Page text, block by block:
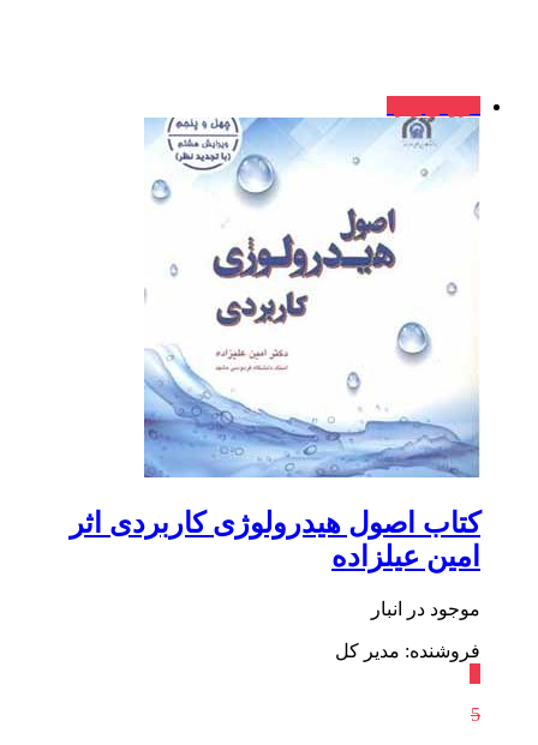
کتاب اصول هیدرولوژی کاربردی اثر
امین عیلزاده
موجود در انبار
فروشنده: مدیر کل
5